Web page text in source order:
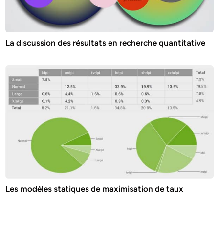
La discussion des résultats en recherche quantitative
Les modèles statiques de maximisation de taux